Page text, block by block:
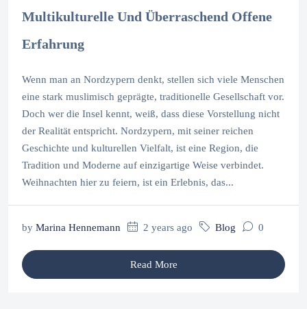
Multikulturelle Und Überraschend Offene
Erfahrung
Wenn man an Nordzypern denkt, stellen sich viele Menschen
eine stark muslimisch geprägte, traditionelle Gesellschaft vor.
Doch wer die Insel kennt, weiß, dass diese Vorstellung nicht
der Realität entspricht. Nordzypern, mit seiner reichen
Geschichte und kulturellen Vielfalt, ist eine Region, die
Tradition und Moderne auf einzigartige Weise verbindet.
Weihnachten hier zu feiern, ist ein Erlebnis, das...
by Marina Hennemann 2 years ago Blog 0
Read More